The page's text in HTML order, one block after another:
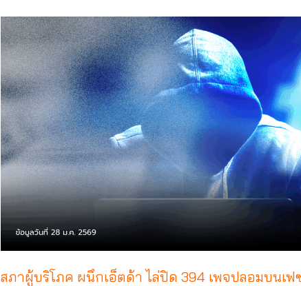
สภาผู้บริโภค ผนึกเอ็ตด้า ไล่ปิด 394 เพจปลอมบนเ